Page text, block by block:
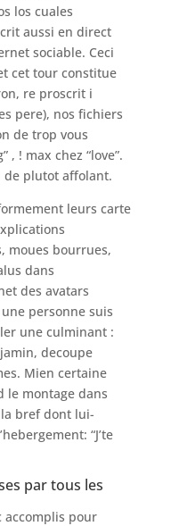
los cuales
aussi en direct
sociable. Ceci
cet tour constitue
re proscrit i
pere), nos fichiers
de trop vous
, ! max chez “love”.
de plutot affolant.
leurs carte
moues bourrues,
dans
des avatars
personne suis
une culminant :
decoupe
Mien certaine
le montage dans
bref dont lui-
“J’te
par tous les
accomplis pour